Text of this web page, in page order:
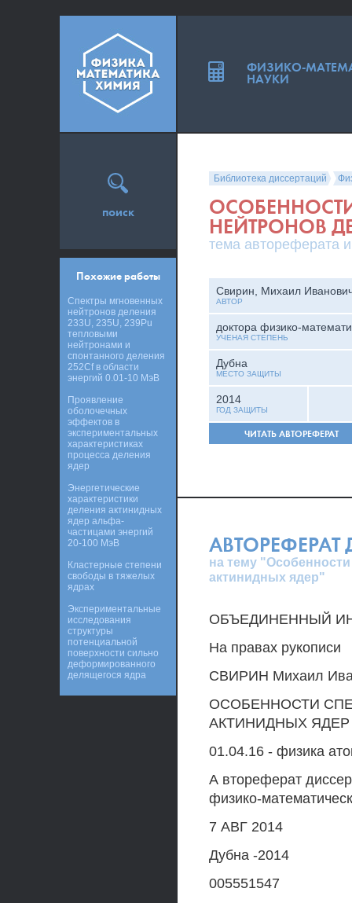
Библиотека диссертаций
НЕЙТРОНОВ
тема автореферата
Свирин, Михаил
АВТОР
доктора физико-
УЧЕНАЯ СТЕПЕНЬ
Дубна
МЕСТО ЗАЩИТЫ
2014
ГОД ЗАЩИТЫ
ЧИТАТЬ АВТОРЕФЕРАТ
АВТОРЕФЕРАТ
на тему
актинидных ядер"
ОБЪЕДИНЕННЫЙ
На правах рукописи
СВИРИН Михаил
ОСОБЕННОСТИ
АКТИНИДНЫХ ЯДЕР
01.04.16 - физика
А втореферат
физико-
7 АВГ 2014
Дубна -2014
005551547
поиск
Похожие работы
Спектры мгновенных
нейтронов деления
233U, 235U, 239Pu
тепловыми
нейтронами и
спонтанного деления
252Сf в области
энергий 0.01-10 МэВ
Проявление
оболочечных
эффектов в
экспериментальных
характеристиках
процесса деления
ядер
Энергетические
характеристики
деления актинидных
ядер альфа-
частицами энергий
20-100 МэВ
Кластерные степени
свободы в тяжелых
ядрах
Экспериментальные
исследования
структуры
потенциальной
поверхности сильно
деформированного
делящегося ядра
ФИЗИКО-
НАУКИ